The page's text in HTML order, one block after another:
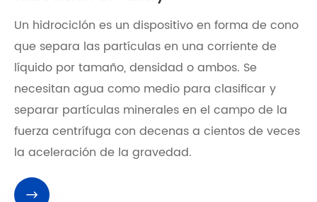
Un hidrociclón es un dispositivo en forma de cono
que separa las partículas en una corriente de
líquido por tamaño, densidad o ambos. Se
necesitan agua como medio para clasificar y
separar partículas minerales en el campo de la
fuerza centrífuga con decenas a cientos de veces
la aceleración de la gravedad.
